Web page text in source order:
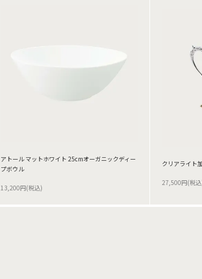
アトール マットホワイト 25cmオーガニックディー
プボウル
13,200円(税込)
クリアライト
27,500円(税